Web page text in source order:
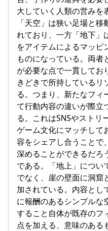
大していく人類の営みを
「天空」は狭い足場と
れており、一方「地下」
をアイテムによるマッピ
ものになっている。両
が必要な点で一貫してお
きどきで所持しているリ
る。つまり、新たなフィ
て行動内容の違いが際立
る。これはSNSやストリ
ゲーム文化にマッチして
容をシェアし合うことで
深めることができるだろ
である。「地上」につい
でなく、崖の壁面に洞窟
加されている。内容とし
に報酬のあるシンプルな
すること自体が既存のフ
点を加える、意味のある